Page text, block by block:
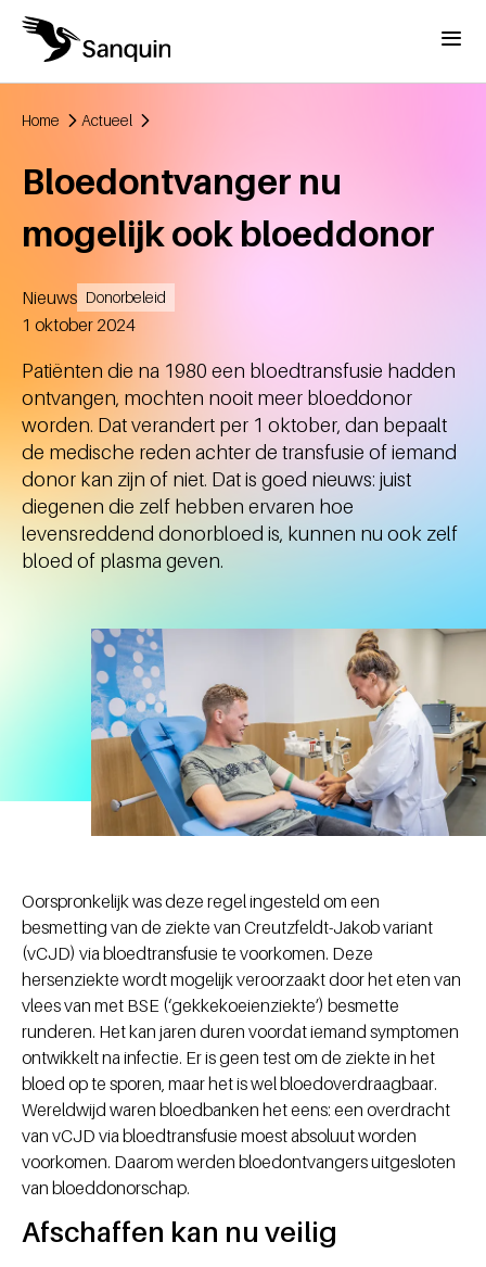
Overslaan en naar de inhoud gaan
Menu
Home Actueel
Bloedontvanger nu
mogelijk ook bloeddonor
Nieuws Donorbeleid
Aangemaakt
1 oktober 2024
Patiënten die na 1980 een bloedtransfusie hadden
ontvangen, mochten nooit meer bloeddonor
worden. Dat verandert per 1 oktober, dan bepaalt
de medische reden achter de transfusie of iemand
donor kan zijn of niet. Dat is goed nieuws: juist
diegenen die zelf hebben ervaren hoe
levensreddend donorbloed is, kunnen nu ook zelf
bloed of plasma geven.
Oorspronkelijk was deze regel ingesteld om een
besmetting van de ziekte van Creutzfeldt-Jakob variant
(vCJD) via bloedtransfusie te voorkomen. Deze
hersenziekte wordt mogelijk veroorzaakt door het eten van
vlees van met BSE (‘gekkekoeienziekte’) besmette
runderen. Het kan jaren duren voordat iemand symptomen
ontwikkelt na infectie. Er is geen test om de ziekte in het
bloed op te sporen, maar het is wel bloedoverdraagbaar.
Wereldwijd waren bloedbanken het eens: een overdracht
van vCJD via bloedtransfusie moest absoluut worden
voorkomen. Daarom werden bloedontvangers uitgesloten
van bloeddonorschap.
Afschaffen kan nu veilig